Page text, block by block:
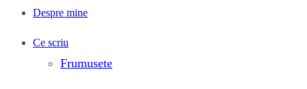
Despre mine
Ce scriu
Frumusete